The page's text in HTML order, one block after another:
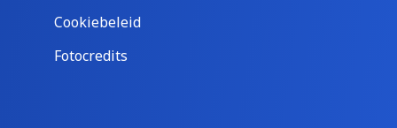
Cookiebeleid
Fotocredits